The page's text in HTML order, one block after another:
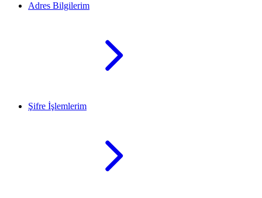
Adres Bilgilerim
Şifre İşlemlerim